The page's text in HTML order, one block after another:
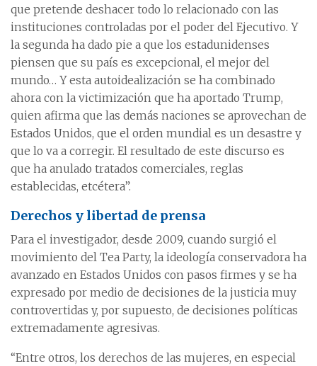
que pretende deshacer todo lo relacionado con las
instituciones controladas por el poder del Ejecutivo. Y
la segunda ha dado pie a que los estadunidenses
piensen que su país es excepcional, el mejor del
mundo… Y esta autoidealización se ha combinado
ahora con la victimización que ha aportado Trump,
quien afirma que las demás naciones se aprovechan de
Estados Unidos, que el orden mundial es un desastre y
que lo va a corregir. El resultado de este discurso es
que ha anulado tratados comerciales, reglas
establecidas, etcétera”.
Derechos y libertad de prensa
Para el investigador, desde 2009, cuando surgió el
movimiento del Tea Party, la ideología conservadora ha
avanzado en Estados Unidos con pasos firmes y se ha
expresado por medio de decisiones de la justicia muy
controvertidas y, por supuesto, de decisiones políticas
extremadamente agresivas.
“Entre otros, los derechos de las mujeres, en especial